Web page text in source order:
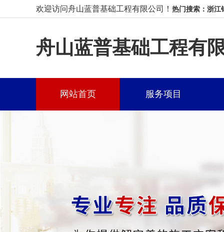
欢迎访问舟山蓝普基础工程有限公司！ 热门搜索：浙江
舟山蓝普基础工程有
网站首页 服务项目